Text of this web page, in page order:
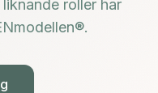
roller har